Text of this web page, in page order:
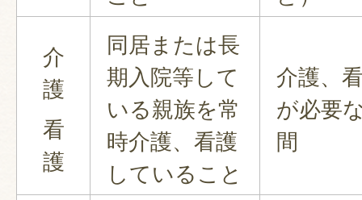
介
護
看
護
同居または長
期入院等して
いる親族を常
時介護、看護
していること
介護、
が必要
間